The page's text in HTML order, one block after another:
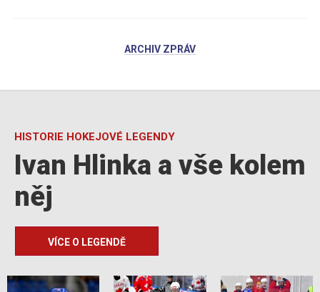
ARCHIV ZPRÁV
HISTORIE HOKEJOVÉ LEGENDY
Ivan Hlinka a vše kolem
něj
VÍCE O LEGENDĚ